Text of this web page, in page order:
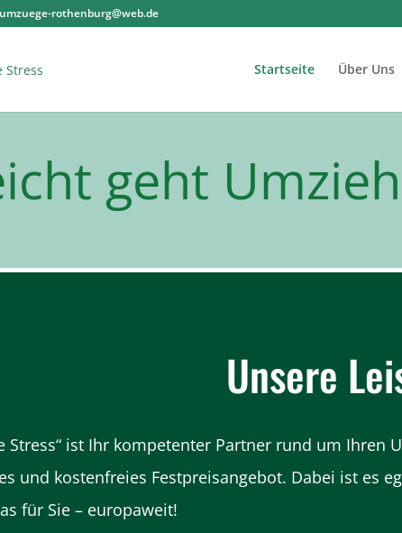
umzuege-rothenburg@web.de
Startseite Über Uns
geht
Unsere
Stress“ ist Ihr kompetenter Partner rund um Ihren
und kostenfreies Festpreisangebot. Dabei ist es
für Sie – europaweit!